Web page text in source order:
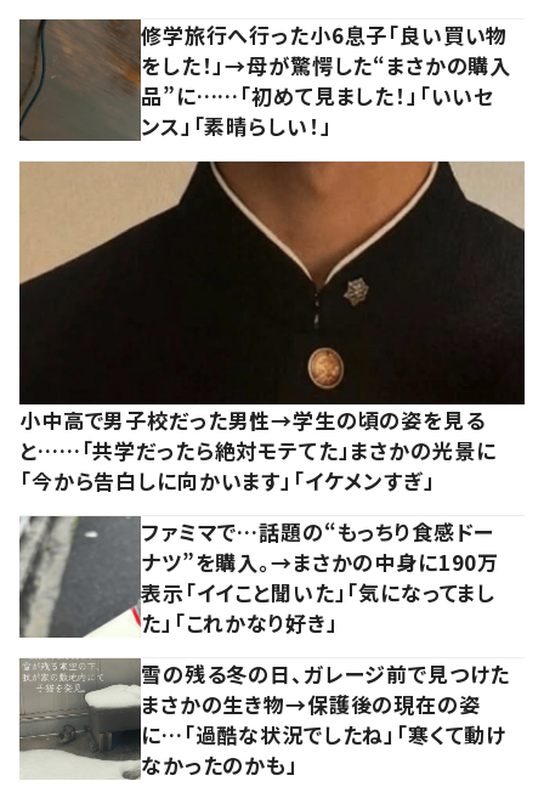
修学旅行へ行った小6息子「良い買い物
をした！」→母が驚愕した“まさかの購入
品”に……「初めて見ました！」「いいセ
ンス」「素晴らしい！」
小中高で男子校だった男性→学生の頃の姿を見る
と……「共学だったら絶対モテてた」まさかの光景に
「今から告白しに向かいます」「イケメンすぎ」
ファミマで…話題の“もっちり食感ドー
ナツ”を購入。→まさかの中身に190万
表示「イイこと聞いた」「気になってまし
た」「これかなり好き」
雪の残る冬の日、ガレージ前で見つけた
まさかの生き物→保護後の現在の姿
に…「過酷な状況でしたね」「寒くて動け
なかったのかも」